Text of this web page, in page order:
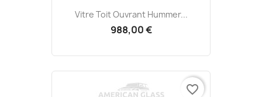
Vitre Toit Ouvrant Hummer...
988,00 €
favorite_border